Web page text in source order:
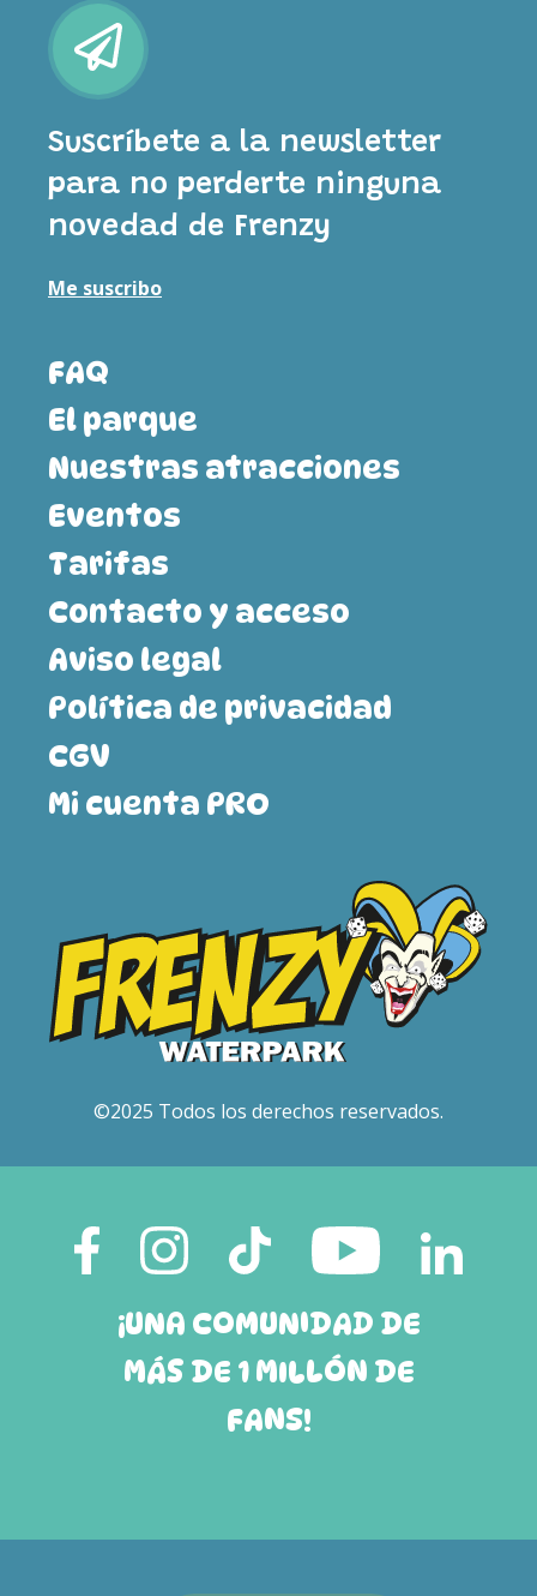
Suscríbete a la newsletter
para no perderte ninguna
novedad de Frenzy
Me suscribo
©2025 Todos los derechos reservados.
FAQ
El parque
Nuestras atracciones
Eventos
Tarifas
Contacto y acceso
Aviso legal
Política de privacidad
CGV
Mi cuenta PRO
¡UNA COMUNIDAD DE
MÁS DE 1 MILLÓN DE
FANS!